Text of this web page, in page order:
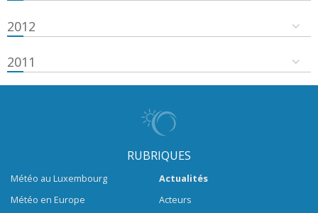
2012
2011
RUBRIQUES
Météo au Luxembourg
Météo en Europe
Actualités
Acteurs